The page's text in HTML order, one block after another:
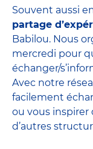
Souvent aussi
partage
Babilou. Nous
mercredi pour
échanger/
Avec notre
facilement
ou vous inspirer
d’autres